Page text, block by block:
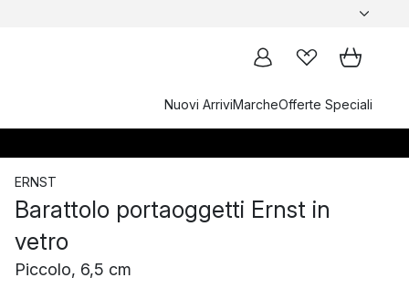
Nuovi ArriviMarcheOfferte Speciali
ERNST
Barattolo portaoggetti Ernst in
vetro
Piccolo, 6,5 cm